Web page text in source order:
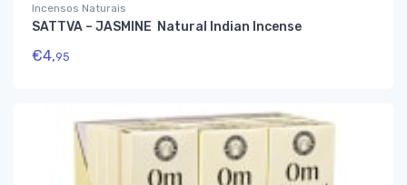
Incensos Naturais
SATTVA – JASMINE Natural Indian Incense
€4,95